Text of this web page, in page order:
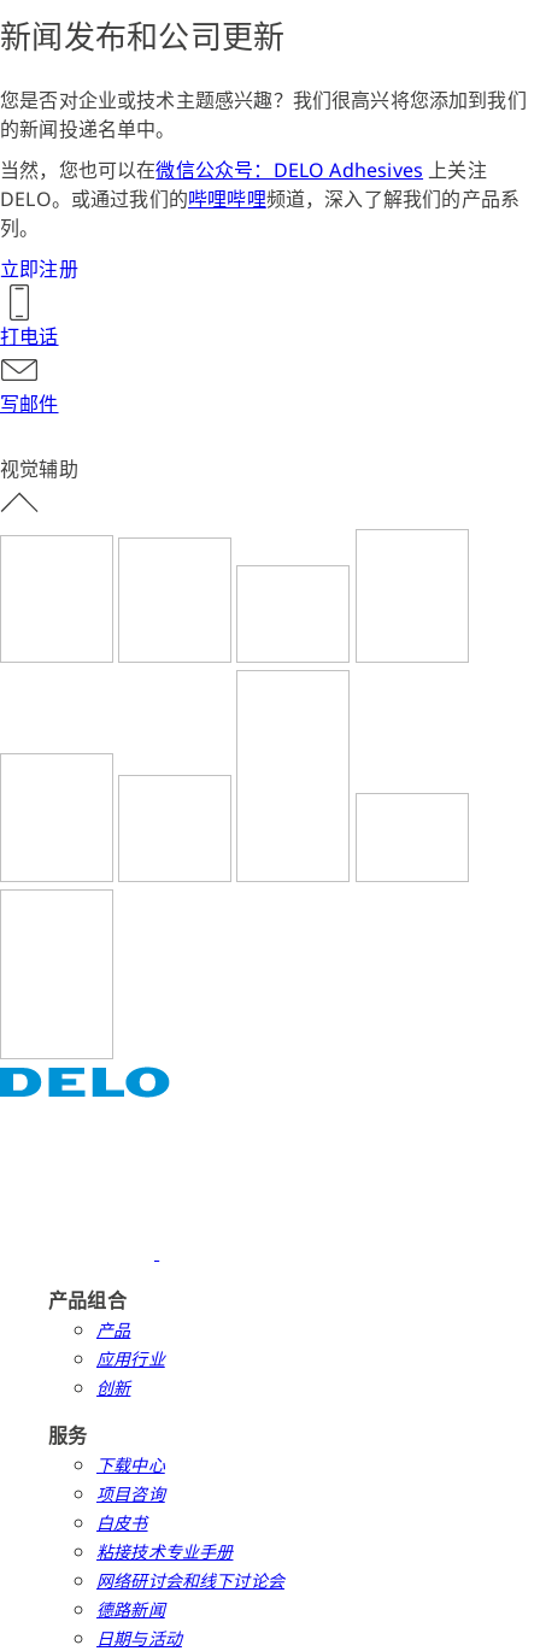
新闻发布和公司更新
您是否对企业或技术主题感兴趣？我们很高兴将您添加到我们
的新闻投递名单中。
当然，您也可以在微信公众号：DELO Adhesives 上关注
DELO。或通过我们的哔哩哔哩频道，深入了解我们的产品系
列。
立即注册
打电话
写邮件
视觉辅助
产品组合
产品
应用行业
创新
服务
下载中心
项目咨询
白皮书
粘接技术专业手册
网络研讨会和线下讨论会
德路新闻
日期与活动